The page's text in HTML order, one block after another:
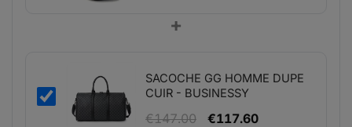
+
SACOCHE GG HOMME DUPE
CUIR - BUSINESSY
€147.00
Le
€117.60Le